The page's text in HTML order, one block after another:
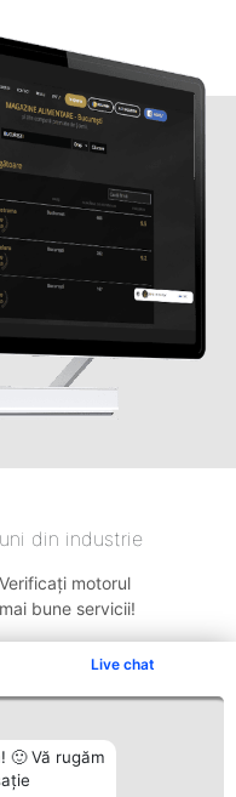
Live chat
🙂 Vă rugăm
din industrie
motorul
bune servicii!